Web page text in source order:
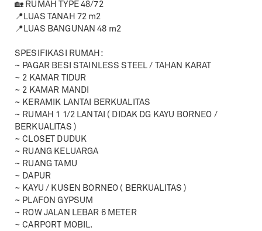
🏡 RUMAH TYPE 48/72
📍LUAS TANAH 72 m2
📍LUAS BANGUNAN 48 m2
SPESIFIKASI RUMAH:
~ PAGAR BESI STAINLESS STEEL / TAHAN KARAT
~ 2 KAMAR TIDUR
~ 2 KAMAR MANDI
~ KERAMIK LANTAI BERKUALITAS
~ RUMAH 1 1/2 LANTAI ( DIDAK DG KAYU BORNEO /
BERKUALITAS )
~ CLOSET DUDUK
~ RUANG KELUARGA
~ RUANG TAMU
~ DAPUR
~ KAYU / KUSEN BORNEO ( BERKUALITAS )
~ PLAFON GYPSUM
~ ROW JALAN LEBAR 6 METER
~ CARPORT MOBIL.